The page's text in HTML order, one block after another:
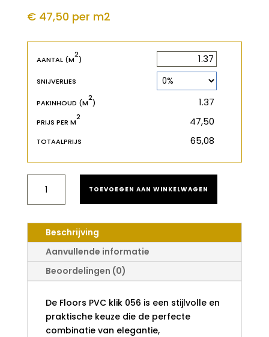
€ 47,50 per m2
AANTAL (M
2
)
SNIJVERLIES
PAKINHOUD (M
2
)
PRIJS PER M
2
TOTAALPRIJS
KLIK
AANTAL
TOEVOEGEN AAN WINKELWAGEN
Beschrijving
Aanvullende informatie
Beoordelingen (0)
De Floors PVC klik 056 is een stijlvolle en
praktische keuze die de perfecte
combinatie van elegantie,